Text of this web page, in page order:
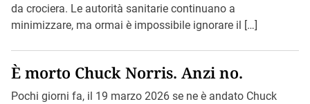
da crociera. Le autorità sanitarie continuano a
minimizzare, ma ormai è impossibile ignorare il […]
È morto Chuck Norris. Anzi no.
Pochi giorni fa, il 19 marzo 2026 se ne è andato Chuck